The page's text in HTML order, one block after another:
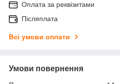
Оплата за реквізитами
Післяплата
Всі умови оплати
Умови повернення